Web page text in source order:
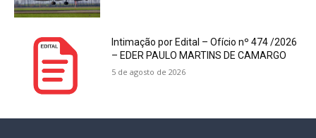
Intimação por Edital – Ofício nº 474 /2026
– EDER PAULO MARTINS DE CAMARGO
5 de agosto de 2026